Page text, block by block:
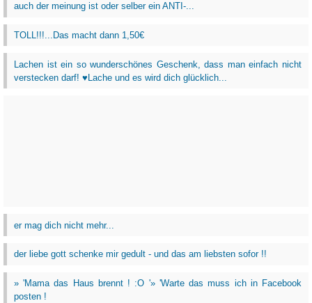
auch der meinung ist oder selber ein ANTI-...
TOLL!!!...Das macht dann 1,50€
Lachen ist ein so wunderschönes Geschenk, dass man einfach nicht
verstecken darf! ♥Lache und es wird dich glücklich...
er mag dich nicht mehr...
der liebe gott schenke mir gedult - und das am liebsten sofor !!
» 'Mama das Haus brennt ! :O '» 'Warte das muss ich in Facebook
posten !